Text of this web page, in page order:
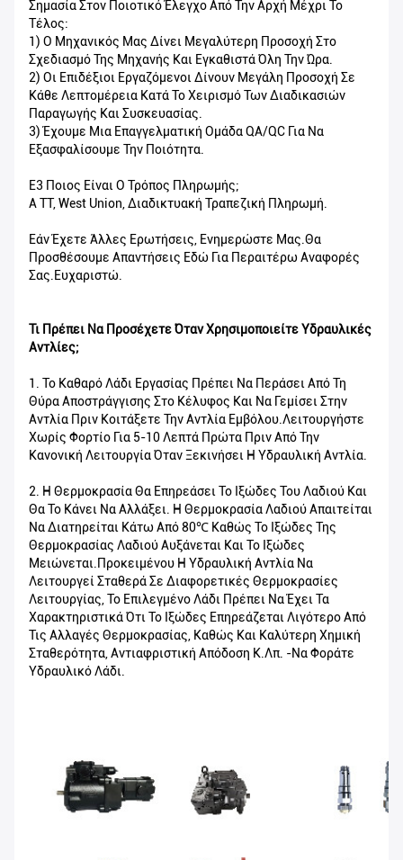
Σημασία Στον Ποιοτικό Έλεγχο Από Την Αρχή Μέχρι Το
Τέλος:
1) Ο Μηχανικός Μας Δίνει Μεγαλύτερη Προσοχή Στο
Σχεδιασμό Της Μηχανής Και Εγκαθιστά Όλη Την Ώρα.
2) Οι Επιδέξιοι Εργαζόμενοι Δίνουν Μεγάλη Προσοχή Σε
Κάθε Λεπτομέρεια Κατά Το Χειρισμό Των Διαδικασιών
Παραγωγής Και Συσκευασίας.
3) Έχουμε Μια Επαγγελματική Ομάδα QA/QC Για Να
Εξασφαλίσουμε Την Ποιότητα.
Ε3 Ποιος Είναι Ο Τρόπος Πληρωμής;
A TT, West Union, Διαδικτυακή Τραπεζική Πληρωμή.
Εάν Έχετε Άλλες Ερωτήσεις, Ενημερώστε Μας.Θα
Προσθέσουμε Απαντήσεις Εδώ Για Περαιτέρω Αναφορές
Σας.Ευχαριστώ.
Τι Πρέπει Να Προσέχετε Όταν Χρησιμοποιείτε Υδραυλικές
Αντλίες;
1. Το Καθαρό Λάδι Εργασίας Πρέπει Να Περάσει Από Τη
Θύρα Αποστράγγισης Στο Κέλυφος Και Να Γεμίσει Στην
Αντλία Πριν Κοιτάξετε Την Αντλία Εμβόλου.Λειτουργήστε
Χωρίς Φορτίο Για 5-10 Λεπτά Πρώτα Πριν Από Την
Κανονική Λειτουργία Όταν Ξεκινήσει Η Υδραυλική Αντλία.
2. Η Θερμοκρασία Θα Επηρεάσει Το Ιξώδες Του Λαδιού Και
Θα Το Κάνει Να Αλλάξει. Η Θερμοκρασία Λαδιού Απαιτείται
Να Διατηρείται Κάτω Από 80℃ Καθώς Το Ιξώδες Της
Θερμοκρασίας Λαδιού Αυξάνεται Και Το Ιξώδες
Μειώνεται.Προκειμένου Η Υδραυλική Αντλία Να
Λειτουργεί Σταθερά Σε Διαφορετικές Θερμοκρασίες
Λειτουργίας, Το Επιλεγμένο Λάδι Πρέπει Να Έχει Τα
Χαρακτηριστικά Ότι Το Ιξώδες Επηρεάζεται Λιγότερο Από
Τις Αλλαγές Θερμοκρασίας, Καθώς Και Καλύτερη Χημική
Σταθερότητα, Αντιαφριστική Απόδοση Κ.λπ. -Να Φοράτε
Υδραυλικό Λάδι.